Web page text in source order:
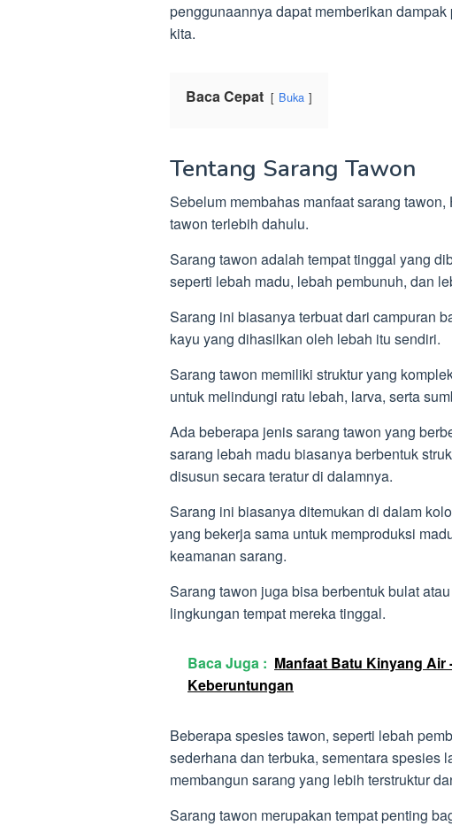
penggunaannya dapat memberikan
kita.
Baca Cepat Buka
Tentang Sarang Tawon
Sebelum membahas manfaat sarang
tawon terlebih dahulu.
Sarang tawon adalah tempat tinggal yang
seperti lebah madu, lebah pembunuh, dan
Sarang ini biasanya terbuat dari campuran
kayu yang dihasilkan oleh lebah itu sendiri.
Sarang tawon memiliki struktur yang
untuk melindungi ratu lebah, larva, serta
Ada beberapa jenis sarang tawon yang
sarang lebah madu biasanya berbentuk
disusun secara teratur di dalamnya.
Sarang ini biasanya ditemukan di dalam
yang bekerja sama untuk memproduksi
keamanan sarang.
Sarang tawon juga bisa berbentuk bulat
lingkungan tempat mereka tinggal.
Baca Juga : Manfaat Batu Kinyang
Keberuntungan
Beberapa spesies tawon, seperti lebah
sederhana dan terbuka, sementara spesies
membangun sarang yang lebih terstruktur
Sarang tawon merupakan tempat penting